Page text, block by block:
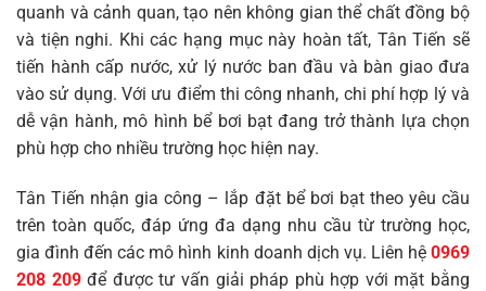
quanh và cảnh quan, tạo nên không gian thể chất đồng bộ
và tiện nghi. Khi các hạng mục này hoàn tất, Tân Tiến sẽ
tiến hành cấp nước, xử lý nước ban đầu và bàn giao đưa
vào sử dụng. Với ưu điểm thi công nhanh, chi phí hợp lý và
dễ vận hành, mô hình bể bơi bạt đang trở thành lựa chọn
phù hợp cho nhiều trường học hiện nay.
Tân Tiến nhận gia công – lắp đặt bể bơi bạt theo yêu cầu
trên toàn quốc, đáp ứng đa dạng nhu cầu từ trường học,
gia đình đến các mô hình kinh doanh dịch vụ. Liên hệ 0969
208 209 để được tư vấn giải pháp phù hợp với mặt bằng